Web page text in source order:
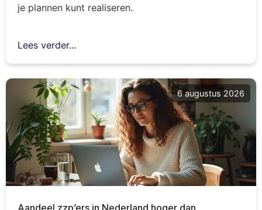
je plannen kunt realiseren.
Lees verder...
6 augustus 2026
Aandeel zzp’ers in Nederland hoger dan